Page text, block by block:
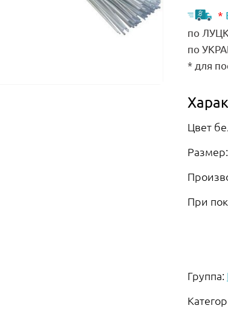
*
по
по
* для
Цвет
При
Группа: